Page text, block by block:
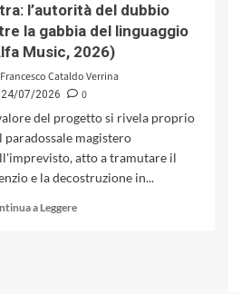
l’autorità del dubbio
la gabbia del linguaggio
Music, 2026)
Francesco Cataldo Verrina
24/07/2026
0
del progetto si rivela proprio
paradossale magistero
atto a tramutare il
e la decostruzione in...
a LeggereLeggi